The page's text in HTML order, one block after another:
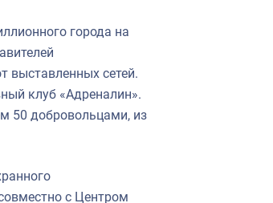
города на
выставленных сетей.
клуб «Адреналин».
50 добровольцами, из
с Центром